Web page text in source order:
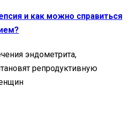
и как можно справиться